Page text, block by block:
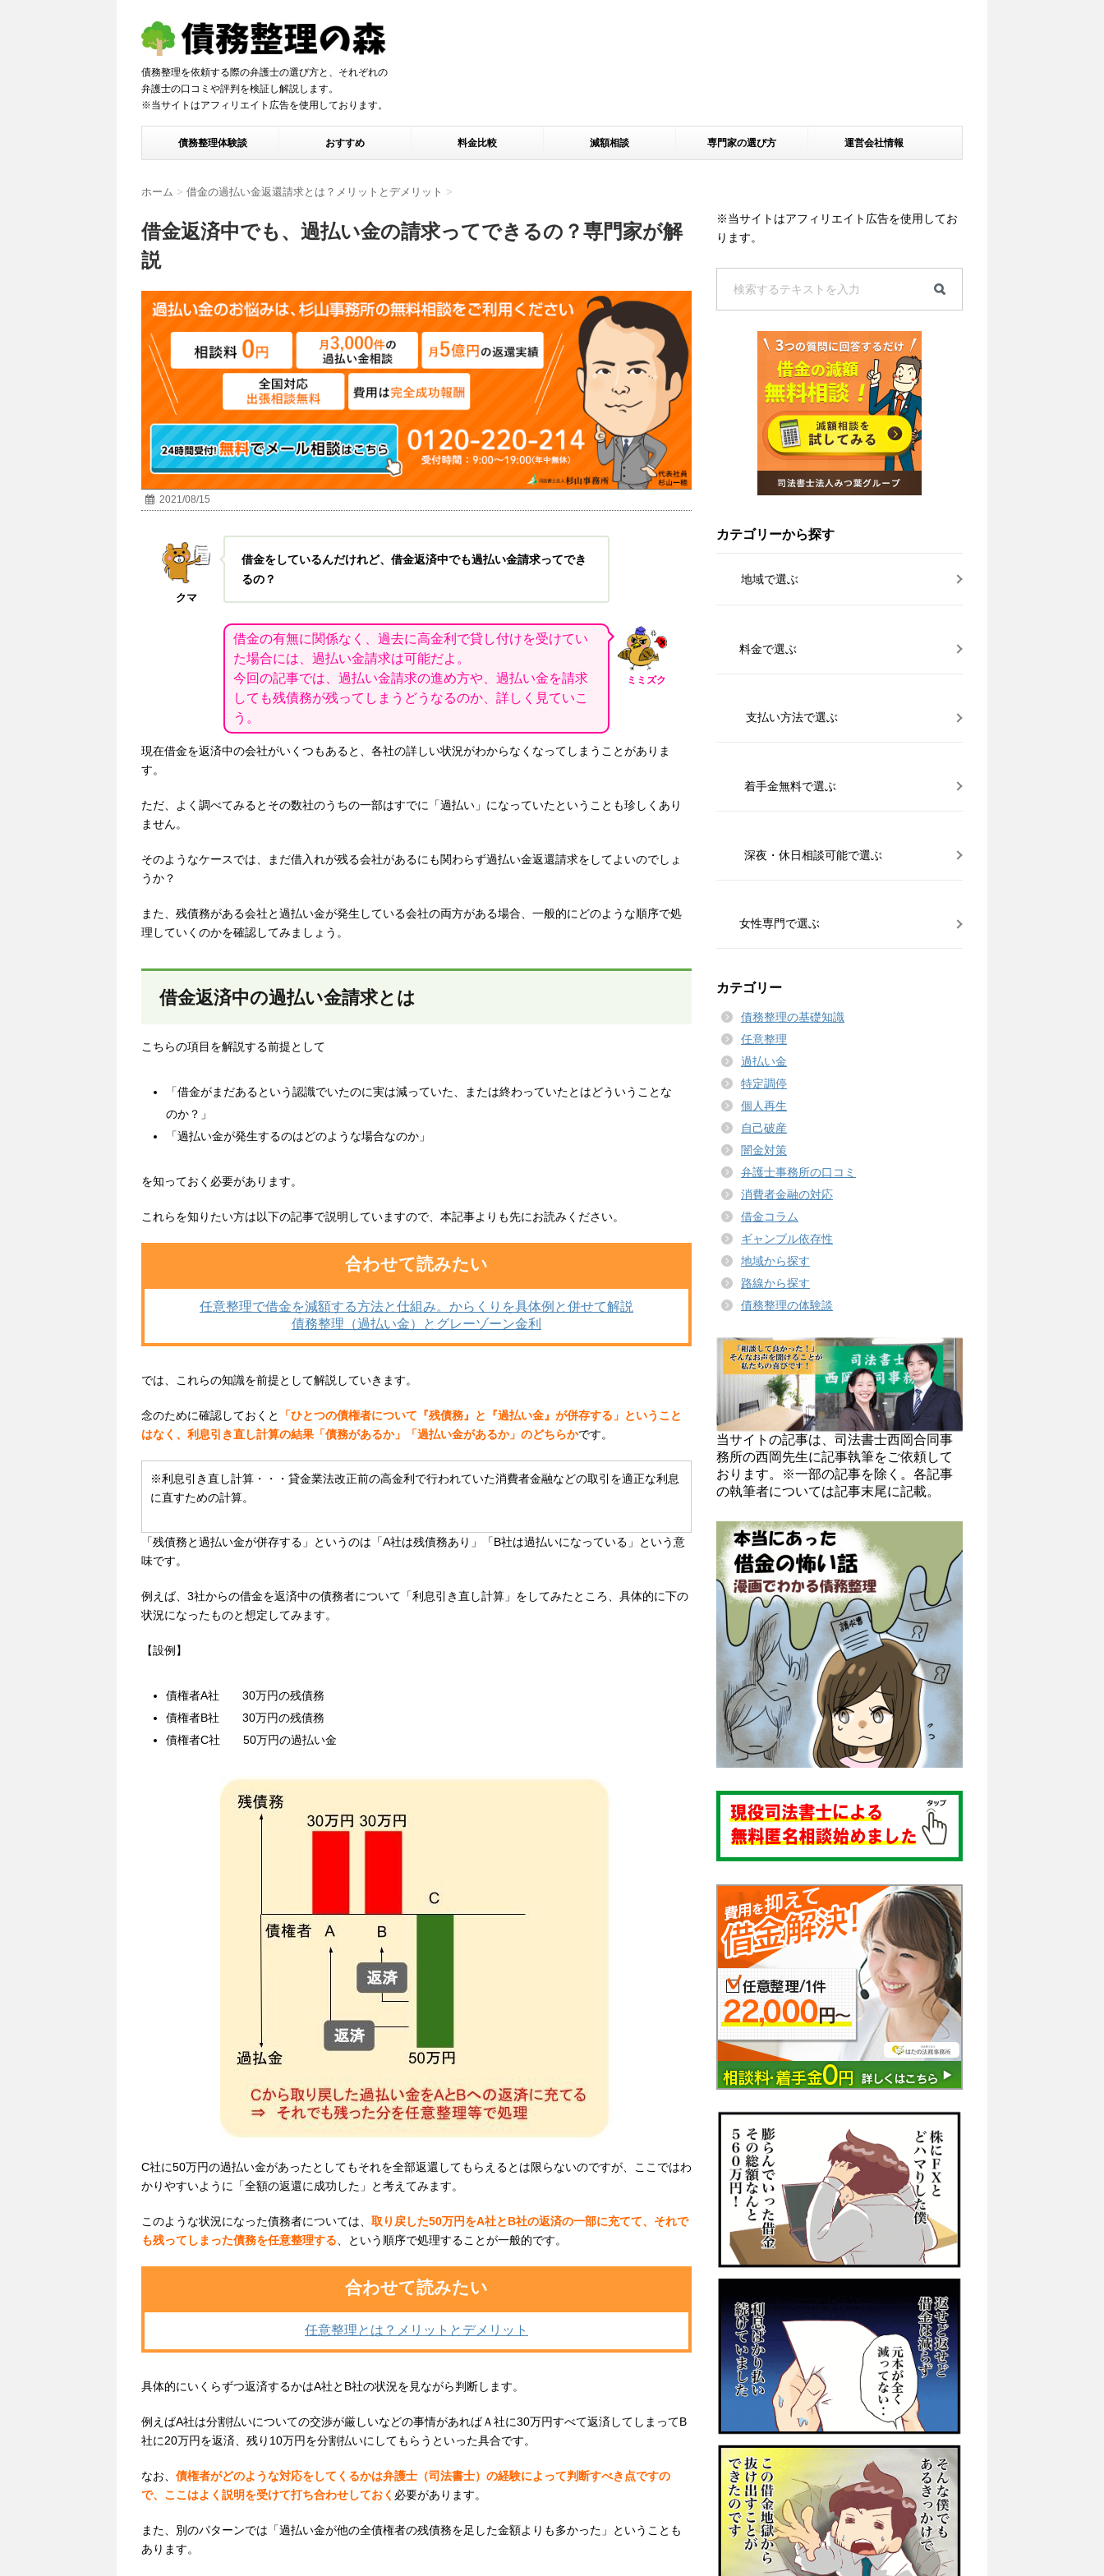
債務整理を依頼する際の弁護士の選び方と、それぞれの
弁護士の口コミや評判を検証し解説します。
※当サイトはアフィリエイト広告を使用しております。
債務整理体験談 おすすめ 料金比較 減額相談 専門家の選び方 運営会社情報
ホーム > 借金の過払い金返還請求とは？メリットとデメリット >
借金返済中でも、過払い金の請求ってできるの？専門家が解
説
2021/08/15
クマ
借金をしているんだけれど、借金返済中でも過払い金請求ってでき
るの？
ミミズク
借金の有無に関係なく、過去に高金利で貸し付けを受けてい
た場合には、過払い金請求は可能だよ。
今回の記事では、過払い金請求の進め方や、過払い金を請求
しても残債務が残ってしまうどうなるのか、詳しく見ていこ
う。
現在借金を返済中の会社がいくつもあると、各社の詳しい状況がわからなくなってしまうことがありま
す。
ただ、よく調べてみると その数社のうちの一部はすでに「過払い」になっていたということも珍しくあり
ません。
そのようなケースでは、まだ借入れが残る会社があるにも関わらず過払い金返還請求をしてよいのでしょ
うか？
また、残債務がある会社と過払い金が発生している会社の両方がある場合、一般的にどのような順序で処
理していくのかを確認してみましょう。
借金返済中の過払い金請求とは
こちらの項目を解説する前提として
「借金がまだあるという認識でいたのに実は減っていた、または終わっていたとはどういうことな
のか？」
「過払い金が発生するのはどのような場合なのか」
を知っておく必要があります。
これらを知りたい方は以下の記事で説明していますので、本記事よりも先にお読みください。
合わせて読みたい
任意整理で借金を減額する方法と仕組み。からくりを具体例と併せて解説
債務整理（過払い金）とグレーゾーン金利
では、これらの知識を前提として解説していきます。
念のために確認しておくと
「ひとつの債権者について『残債務』と『過払い金』が併存する」ということ
はなく、利息引き直し計算の結果「債務があるか」「過払い金があるか」のどちらかです。
※利息引き直し計算・・・ 貸金業法改正前の高金利で行われていた消費者金融などの取引を適正な利息
に直すための計算。
「残債務と過払い金が併存する」というのは「A社は残債務あり」「B社は過払いになっている」という意
味です。
例えば、3社からの借金を返済中の債務者について「利息引き直し計算」をしてみたところ、具体的に下の
状況になったものと想定してみます。
【設例】
債権者A社 30万円の残債務
債権者B社 30万円の残債務
債権者C社 50万円の過払い金
C社に50万円の過払い金があったとしてもそれを全部返還してもらえるとは限らないのですが、ここではわ
かりやすいように「全額の返還に成功した」と考えてみます。
このような状況になった債務者については、 取り戻した50万円をA社とB社の返済の一部に充てて、それで
も残ってしまった債務を任意整理する、という順序で処理することが一般的です。
合わせて読みたい
任意整理とは？メリットとデメリット
具体的にいくらずつ返済するかはA社とB社の状況を見ながら判断します。
例えばA社は分割払いについての交渉が厳しいなどの事情があればＡ社に30万円すべて返済してしまってB
社に20万円を返済、残り10万円を分割払いにしてもらうといった具合です。
なお、 債権者がどのような対応をしてくるかは弁護士（司法書士）の経験によって判断すべき点ですの
で、ここはよく説明を受けて打ち合わせしておく 必要があります。
また、別のパターンでは「過払い金が他の全債権者の残債務を足した金額よりも多かった」ということも
あります。
※当サイトはアフィリエイト広告を使用してお
ります。
カテゴリーから探す
地域で選ぶ
料金で選ぶ
支払い方法で選ぶ
着手金無料で選ぶ
深夜・休日相談可能で選ぶ
女性専門で選ぶ
カテゴリー
債務整理の基礎知識
任意整理
過払い金
特定調停
個人再生
自己破産
闇金対策
弁護士事務所の口コミ
消費者金融の対応
借金コラム
ギャンブル依存性
地域から探す
路線から探す
債務整理の体験談
当サイトの記事は、司法書士西岡合同事
務所の西岡先生に記事執筆をご依頼して
おります。※一部の記事を除く。各記事
の執筆者については記事末尾に記載。